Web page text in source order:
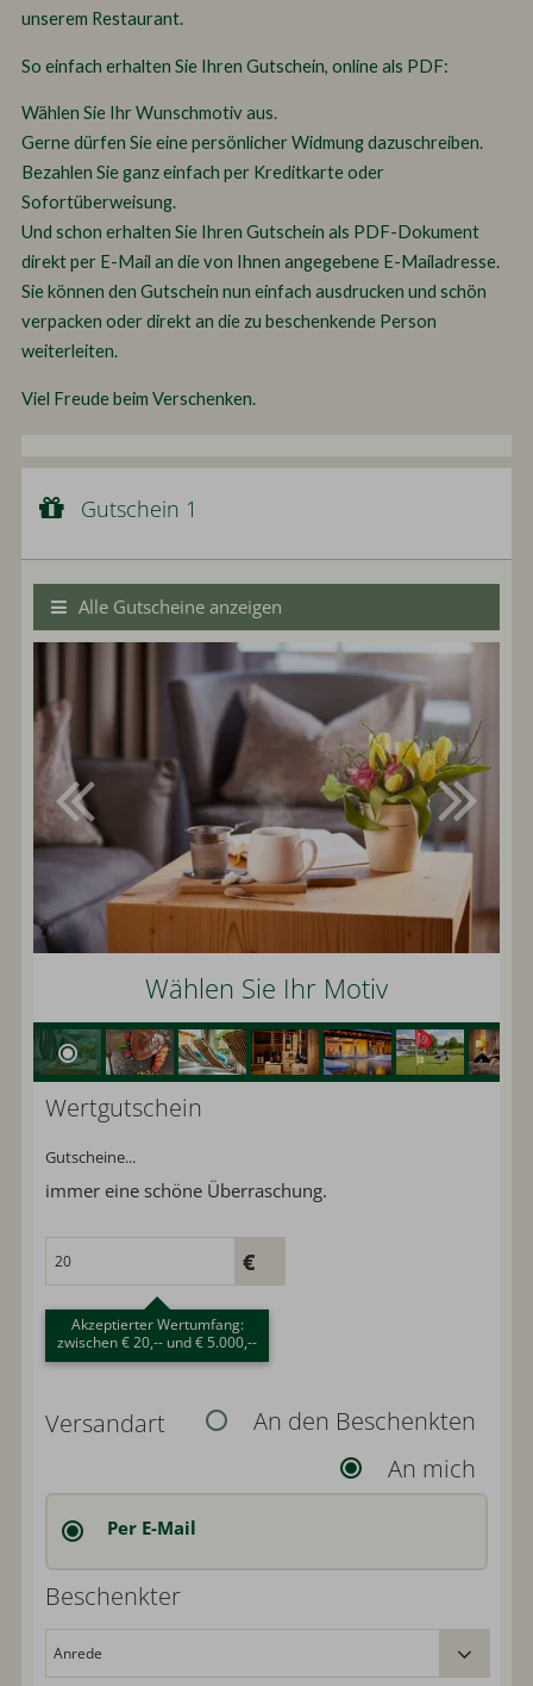
unserem Restaurant.
So einfach erhalten Sie Ihren Gutschein, online als PDF:
Wählen Sie Ihr Wunschmotiv aus.
Gerne dürfen Sie eine persönlicher Widmung dazuschreiben.
Bezahlen Sie ganz einfach per Kreditkarte oder
Sofortüberweisung.
Und schon erhalten Sie Ihren Gutschein als PDF-Dokument
direkt per E-Mail an die von Ihnen angegebene E-Mailadresse.
Sie können den Gutschein nun einfach ausdrucken und schön
verpacken oder direkt an die zu beschenkende Person
weiterleiten.
Viel Freude beim Verschenken.
Gutscheinwert:
Gutschein 1
Alle Gutscheine anzeigen
Wählen Sie Ihr Motiv
Wertgutschein
Gutscheine...
immer eine schöne Überraschung.
Akzeptierter Wertumfang:
zwischen € 20,-- und € 5.000,--
Versandart
An den Beschenkten
An mich
Per E-Mail
Beschenkter